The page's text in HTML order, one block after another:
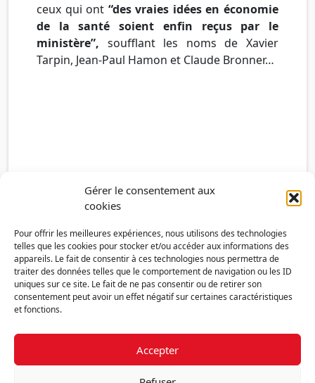
Gérer le consentement aux
cookies
Pour offrir les meilleures expériences, nous utilisons des technologies
telles que les cookies pour stocker et/ou accéder aux informations des
appareils. Le fait de consentir à ces technologies nous permettra de
traiter des données telles que le comportement de navigation ou les ID
uniques sur ce site. Le fait de ne pas consentir ou de retirer son
consentement peut avoir un effet négatif sur certaines caractéristiques
et fonctions.
Accepter
ceux qui ont “des vraies idées en économie
de la santé soient enfin reçus par le
ministère”, soufflant les noms deXavier
Tarpin, Jean-Paul Hamon et Claude Bronner…
Politique de confidentialité
RGPD